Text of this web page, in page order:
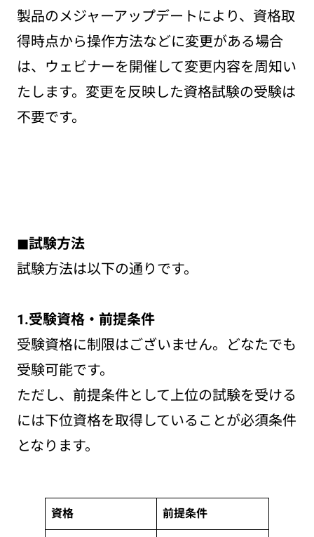
製品のメジャーアップデートにより、資格取
得時点から操作方法などに変更がある場合
は、ウェビナーを開催して変更内容を周知い
たします。変更を反映した資格試験の受験は
不要です。
◼︎試験方法
試験方法は以下の通りです。
1.受験資格・前提条件
受験資格に制限はございません。どなたでも
受験可能です。
ただし、前提条件として上位の試験を受ける
には下位資格を取得していることが必須条件
となります。
資格 前提条件